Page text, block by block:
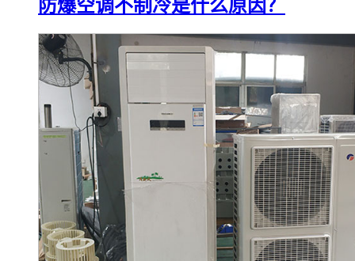
防爆空调不制冷是什么原因？